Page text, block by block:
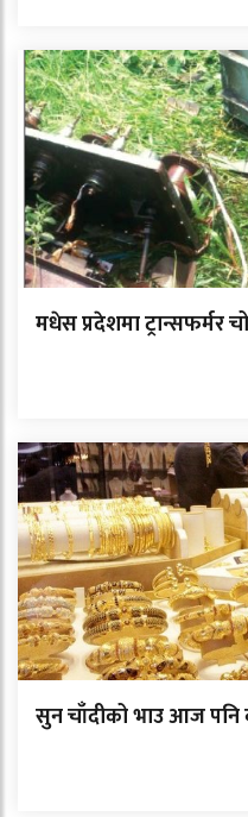
मधेस प्रदेशमा ट्रान्सफर्मर
सुन चाँदीको भाउ आज पनि